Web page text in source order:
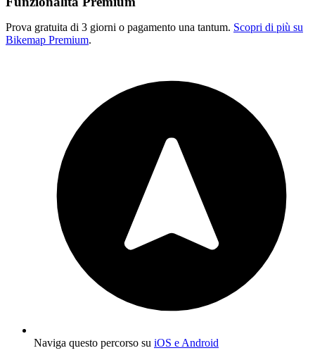
Prova gratuita di 3 giorni o pagamento una tantum. Scopri di più su
Bikemap Premium.
Naviga questo percorso su iOS e Android